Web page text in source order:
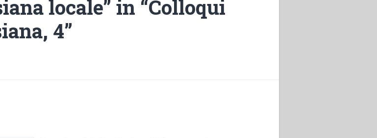
locale” in “Colloqui
4”